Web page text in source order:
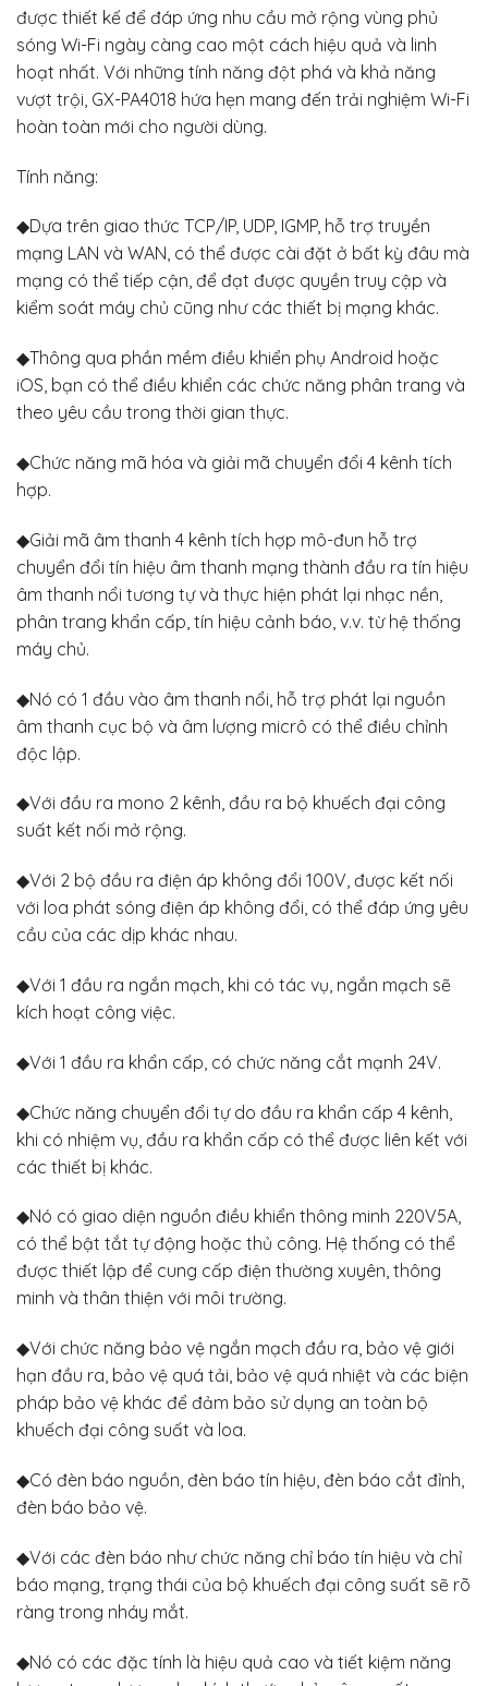
được thiết kế để đáp ứng nhu cầu mở rộng vùng phủ
sóng Wi-Fi ngày càng cao một cách hiệu quả và linh
hoạt nhất. Với những tính năng đột phá và khả năng
vượt trội, GX-PA4018 hứa hẹn mang đến trải nghiệm Wi-Fi
hoàn toàn mới cho người dùng.
Tính năng:
◆Dựa trên giao thức TCP/IP, UDP, IGMP, hỗ trợ truyền
mạng LAN và WAN, có thể được cài đặt ở bất kỳ đâu mà
mạng có thể tiếp cận, để đạt được quyền truy cập và
kiểm soát máy chủ cũng như các thiết bị mạng khác.
◆Thông qua phần mềm điều khiển phụ Android hoặc
iOS, bạn có thể điều khiển các chức năng phân trang và
theo yêu cầu trong thời gian thực.
◆Chức năng mã hóa và giải mã chuyển đổi 4 kênh tích
hợp.
◆Giải mã âm thanh 4 kênh tích hợp mô-đun hỗ trợ
chuyển đổi tín hiệu âm thanh mạng thành đầu ra tín hiệu
âm thanh nổi tương tự và thực hiện phát lại nhạc nền,
phân trang khẩn cấp, tín hiệu cảnh báo, v.v. từ hệ thống
máy chủ.
◆Nó có 1 đầu vào âm thanh nổi, hỗ trợ phát lại nguồn
âm thanh cục bộ và âm lượng micrô có thể điều chỉnh
độc lập.
◆Với đầu ra mono 2 kênh, đầu ra bộ khuếch đại công
suất kết nối mở rộng.
◆Với 2 bộ đầu ra điện áp không đổi 100V, được kết nối
với loa phát sóng điện áp không đổi, có thể đáp ứng yêu
cầu của các dịp khác nhau.
◆Với 1 đầu ra ngắn mạch, khi có tác vụ, ngắn mạch sẽ
kích hoạt công việc.
◆Với 1 đầu ra khẩn cấp, có chức năng cắt mạnh 24V.
◆Chức năng chuyển đổi tự do đầu ra khẩn cấp 4 kênh,
khi có nhiệm vụ, đầu ra khẩn cấp có thể được liên kết với
các thiết bị khác.
◆Nó có giao diện nguồn điều khiển thông minh 220V5A,
có thể bật tắt tự động hoặc thủ công. Hệ thống có thể
được thiết lập để cung cấp điện thường xuyên, thông
minh và thân thiện với môi trường.
◆Với chức năng bảo vệ ngắn mạch đầu ra, bảo vệ giới
hạn đầu ra, bảo vệ quá tải, bảo vệ quá nhiệt và các biện
pháp bảo vệ khác để đảm bảo sử dụng an toàn bộ
khuếch đại công suất và loa.
◆Có đèn báo nguồn, đèn báo tín hiệu, đèn báo cắt đỉnh,
đèn báo bảo vệ.
◆Với các đèn báo như chức năng chỉ báo tín hiệu và chỉ
báo mạng, trạng thái của bộ khuếch đại công suất sẽ rõ
ràng trong nháy mắt.
◆Nó có các đặc tính là hiệu quả cao và tiết kiệm năng